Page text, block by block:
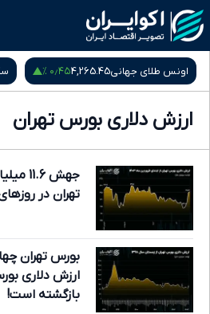
جهانی4,265.45۰٫۴۵ % سکه امامی
ارزش دلاری بورس تهران
جهش
تهران در
بورس تهران
بازگشته است!